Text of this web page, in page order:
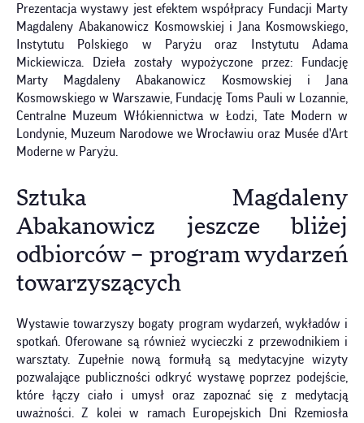
Prezentacja wystawy jest efektem współpracy Fundacji Marty
Magdaleny Abakanowicz Kosmowskiej i Jana Kosmowskiego,
Instytutu Polskiego w Paryżu oraz Instytutu Adama
Mickiewicza. Dzieła zostały wypożyczone przez: Fundację
Marty Magdaleny Abakanowicz Kosmowskiej i Jana
Kosmowskiego w Warszawie, Fundację Toms Pauli w Lozannie,
Centralne Muzeum Włókiennictwa w Łodzi, Tate Modern w
Londynie, Muzeum Narodowe we Wrocławiu oraz Musée d'Art
Moderne w Paryżu.
Sztuka Magdaleny
Abakanowicz jeszcze bliżej
odbiorców – program wydarzeń
towarzyszących
Wystawie towarzyszy bogaty program wydarzeń, wykładów i
spotkań. Oferowane są również wycieczki z przewodnikiem i
warsztaty. Zupełnie nową formułą są medytacyjne wizyty
pozwalające publiczności odkryć wystawę poprzez podejście,
które łączy ciało i umysł oraz zapoznać się z medytacją
uważności. Z kolei w ramach Europejskich Dni Rzemiosła